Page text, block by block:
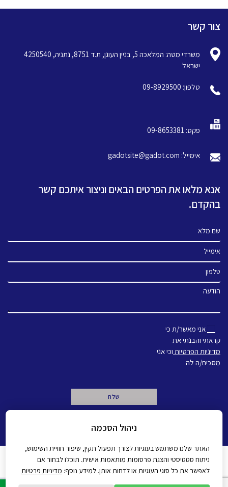
צור קשר
משרדי מטה: המלאכה 5, בניין העוגן, ת.ד 8751, נתניה, 4250540
ישראל
טלפון: 09-8929500
פקס: 09-8653381
אימייל: gadotsite@gadot.com
אנא מלאו את הפרטים הבאים וניצור איתכם קשר
בהקדם.
שם מלא
אימייל
טלפון
הודעה
אני מאשר/ת כי
קראתי והבנתי את
מדיניות הפרטיות וכי אני
מסכים/ה לה
מדיניות פרטיות הצהרת נגישות
ניהול הסכמה
האתר שלנו משתמש בעוגיות לצורך תפעול תקין, שיפור חוויית השימוש,
ניתוח סטטיסטי והצגת פרסומות מותאמות אישית. תוכלו לבחור אם
לאפשר את כל סוגי העוגיות או לדחות אותן. למידע נוסף: מדיניות פרטיות